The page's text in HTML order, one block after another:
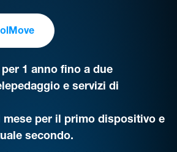
per 1 anno fino a due
e servizi di
mese per il primo dispositivo e
secondo.